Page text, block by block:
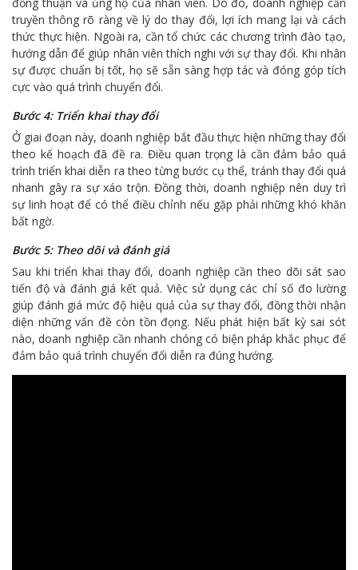
truyền thông rõ ràng về lý do thay đổi, lợi ích mang lại và cách
thức thực hiện. Ngoài ra, cần tổ chức các chương trình đào tạo,
hướng dẫn để giúp nhân viên thích nghi với sự thay đổi. Khi nhân
sự được chuẩn bị tốt, họ sẽ sẵn sàng hợp tác và đóng góp tích
cực vào quá trình chuyển đổi.
Bước 4: Triển khai thay đổi
Ở giai đoạn này, doanh nghiệp bắt đầu thực hiện những thay đổi
theo kế hoạch đã đề ra. Điều quan trọng là cần đảm bảo quá
trình triển khai diễn ra theo từng bước cụ thể, tránh thay đổi quá
nhanh gây ra sự xáo trộn. Đồng thời, doanh nghiệp nên duy trì
sự linh hoạt để có thể điều chỉnh nếu gặp phải những khó khăn
bất ngờ.
Bước 5: Theo dõi và đánh giá
Sau khi triển khai thay đổi, doanh nghiệp cần theo dõi sát sao
tiến độ và đánh giá kết quả. Việc sử dụng các chỉ số đo lường
giúp đánh giá mức độ hiệu quả của sự thay đổi, đồng thời nhận
diện những vấn đề còn tồn đọng. Nếu phát hiện bất kỳ sai sót
nào, doanh nghiệp cần nhanh chóng có biện pháp khắc phục để
đảm bảo quá trình chuyển đổi diễn ra đúng hướng.